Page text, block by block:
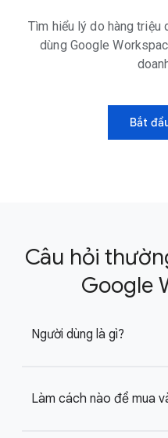
Tìm hiểu lý do hàng triệu
dùng Google
Bắt
Câu hỏi
Google
Người dùng là gì?
Làm cách nào để mua